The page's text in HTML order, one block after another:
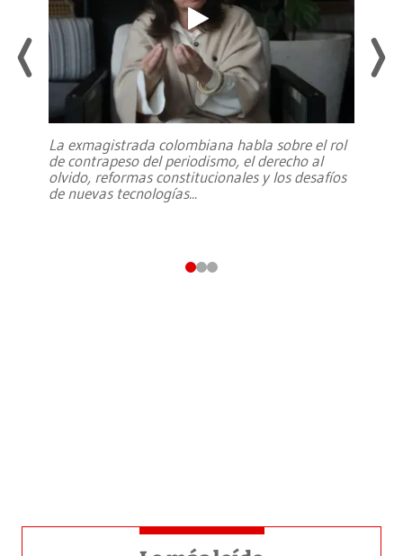
La exmagistrada colombiana habla sobre el rol
de contrapeso del periodismo, el derecho al
olvido, reformas constitucionales y los desafíos
de nuevas tecnologías...